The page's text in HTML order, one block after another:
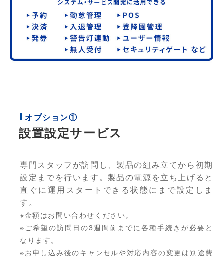
オプション①
設置設定サービス
専門スタッフが訪問し、製品の組み立てから初期
設定までを行います。製品の電源を立ち上げると
直ぐに運用スタートできる状態にまで設定しま
す。
※金額はお問い合わせください。
※ご希望の訪問日の3週間前までに各種手続きが必要と
なります。
※お申し込み後のキャンセルや対応内容の変更は別途費